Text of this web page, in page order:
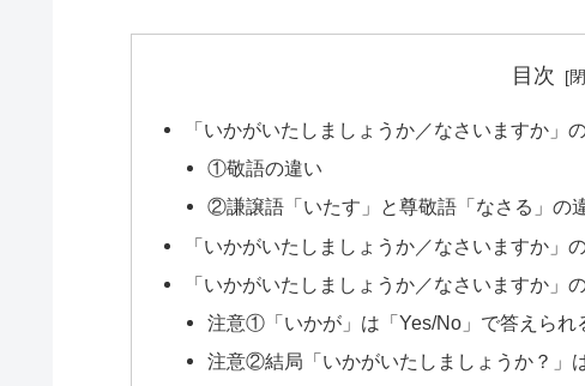
目次
「いかがいたしましょうか／なさいますか」
①敬語の違い
②謙譲語「いたす」と尊敬語「なさる」の
「いかがいたしましょうか／なさいますか」
「いかがいたしましょうか／なさいますか」
注意①「いかが」は「Yes/No」で答えられ
注意②結局「いかがいたしましょうか？」